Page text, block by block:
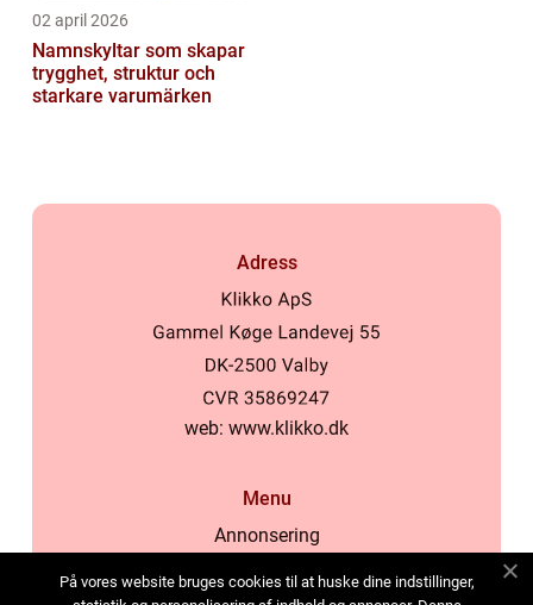
02 april 2026
Namnskyltar som skapar
trygghet, struktur och
starkare varumärken
Adress
web: www.klikko.dk
Menu
Annonsering
Cookies
På vores website bruges cookies til at huske dine indstillinger,